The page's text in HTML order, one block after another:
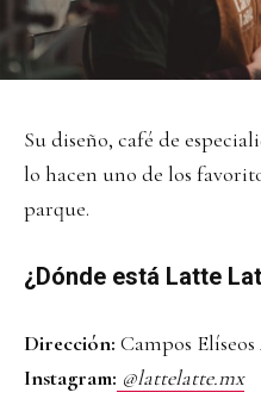
Su diseño, café de
lo hacen uno de los
parque.
¿Dónde está Latte
Dirección: Campos
Instagram: @lattelatte.mx